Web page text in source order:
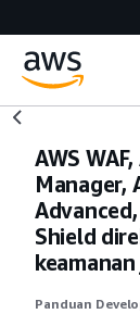
AWS
Manager,
Shield
Panduan